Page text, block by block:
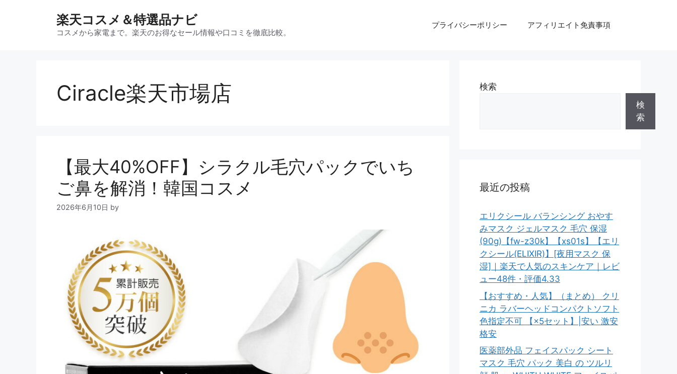
楽天コスメ＆特選品ナビ
コスメから家電まで。楽天のお得なセール情報や口コミを徹底比較。
プライバシーポリシー アフィリエイト免責事項
Ciracle楽天市場店
【最大40%OFF】シラクル毛穴パックでいち
ご鼻を解消！韓国コスメ
2026年6月10日 by
検索
検
索
最近の投稿
エリクシール バランシング おやす
みマスク ジェルマスク 毛穴 保湿
(90g)【fw-z30k】【xs01s】【エリ
クシール(ELIXIR)】[夜用マスク 保
湿]｜楽天で人気のスキンケア｜レビ
ュー48件・評価4.33
【おすすめ・人気】（まとめ） クリ
ニカ ラバーヘッドコンパクトソフト
色指定不可 【×5セット】|安い 激安
格安
医薬部外品 フェイスパック シート
マスク 毛穴 パック 美白 の ツルリ